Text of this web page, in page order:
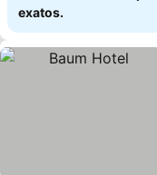
exatos.